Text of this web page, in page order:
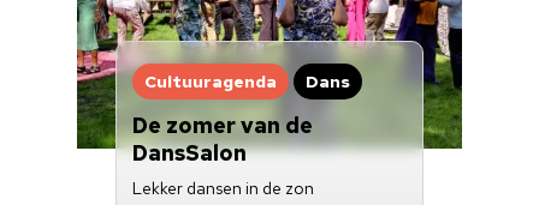
Cultuuragenda Dans
De zomer van de
DansSalon
Lekker dansen in de zon
Nieuwsbrief
Doneren